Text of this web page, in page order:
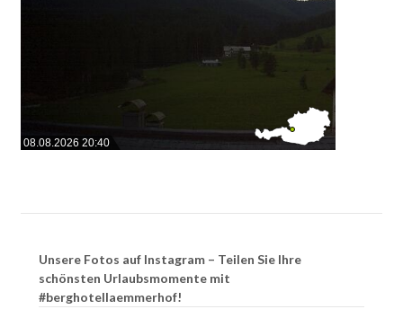
08.08.2026 20:40
Unsere Fotos auf Instagram – Teilen Sie Ihre
schönsten Urlaubsmomente mit
#berghotellaemmerhof!